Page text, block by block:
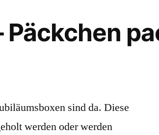
Päckchen
sind da. Diese
werden oder werden